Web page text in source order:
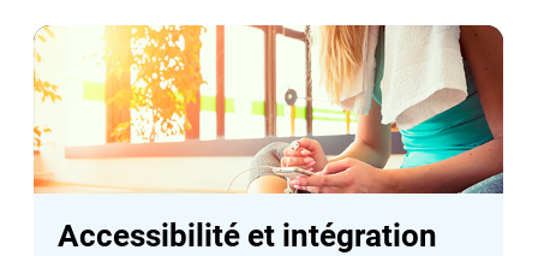
Accessibilité et intégration